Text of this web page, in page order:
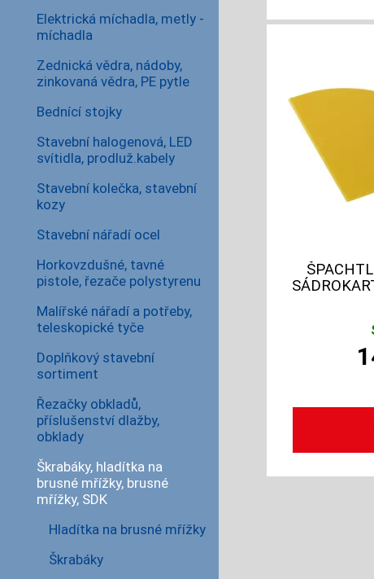
Elektrická míchadla, metly -
míchadla
Zednická vědra, nádoby,
zinkovaná vědra, PE pytle
Bednící stojky
Stavební halogenová, LED
svítidla, prodluž.kabely
Stavební kolečka, stavební
kozy
Stavební nářadí ocel
Horkovzdušné, tavné
pistole, řezače polystyrenu
Malířské nářadí a potřeby,
teleskopické tyče
Doplňkový stavební
sortiment
Řezačky obkladů,
příslušenství dlažby,
obklady
Škrabáky, hladítka na
brusné mřížky, brusné
mřížky, SDK
Hladítka na brusné mřížky
Škrabáky